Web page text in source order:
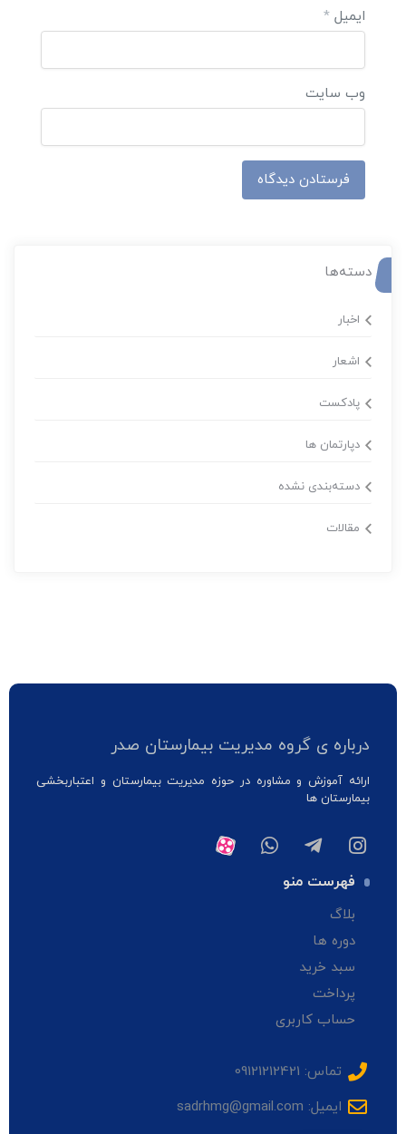
ایمیل *
وب‌ سایت
دسته‌ها
اخبار
اشعار
پادکست
دپارتمان ها
دسته‌بندی نشده
مقالات
درباره ی گروه مدیریت بیمارستان صدر
ارائه آموزش و مشاوره در حوزه مدیریت بیمارستان و اعتباربخشی
بیمارستان ها
فهرست منو
بلاگ
دوره ها
سبد خرید
پرداخت
حساب کاربری
تماس: 09121212421
ایمیل: sadrhmg@gmail.com